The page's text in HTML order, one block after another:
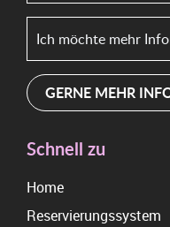
GERNE MEHR
Schnell zu
Home
Reservierungssystem